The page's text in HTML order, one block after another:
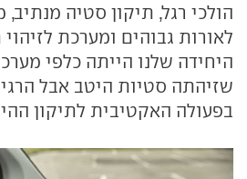
הולכי רגל, תיקון סטיה
לאורות גבוהים ומערכת
היחידה שלנו הייתה כלפי
שזיהתה סטיות היטב אבל
בפעולה האקטיבית לתיקון